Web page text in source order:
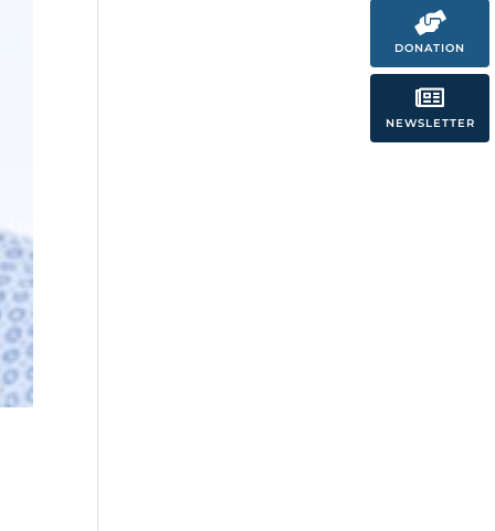

DONATION

NEWSLETTER